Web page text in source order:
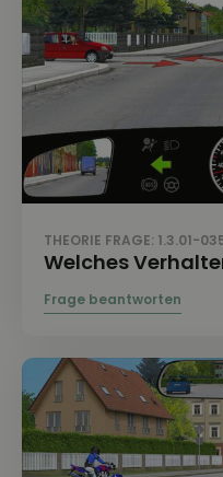
THEORIE FRAGE: 1.3.01-
Welches